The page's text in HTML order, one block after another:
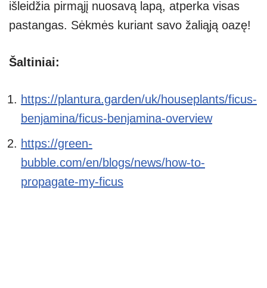
išleidžia pirmąjį nuosavą lapą, atperka visas
pastangas. Sėkmės kuriant savo žaliąją oazę!
Šaltiniai:
https://plantura.garden/uk/houseplants/ficus-
benjamina/ficus-benjamina-overview
https://green-
bubble.com/en/blogs/news/how-to-
propagate-my-ficus